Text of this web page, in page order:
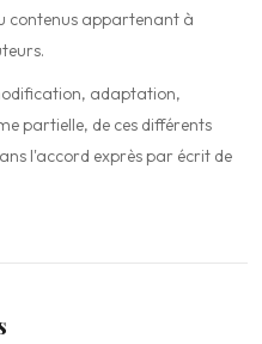
contenus appartenant à
adaptation,
partielle, de ces différents
l'accord exprès par écrit de